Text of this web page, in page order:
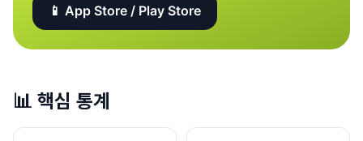
📱 App Store / Play Store
📊 핵심 통계